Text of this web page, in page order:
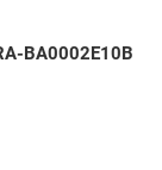
BA0002E10B